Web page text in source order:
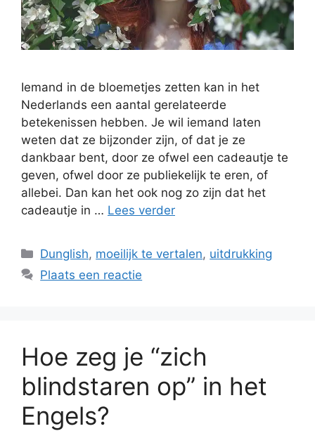
Iemand in de bloemetjes zetten kan in het
Nederlands een aantal gerelateerde
betekenissen hebben. Je wil iemand laten
weten dat ze bijzonder zijn, of dat je ze
dankbaar bent, door ze ofwel een cadeautje te
geven, ofwel door ze publiekelijk te eren, of
allebei. Dan kan het ook nog zo zijn dat het
cadeautje in … Lees verder
Categorieën
Dunglish, moeilijk te vertalen, uitdrukking
Plaats een reactie
Hoe zeg je “zich
blindstaren op” in het
Engels?